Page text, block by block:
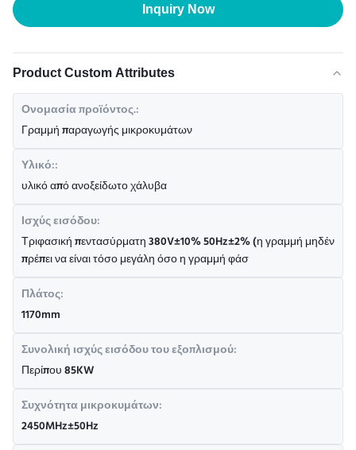
Inquiry Now
Product Custom Attributes
Ονομασία προϊόντος.:
Γραμμή παραγωγής μικροκυμάτων
Υλικό::
υλικό από ανοξείδωτο χάλυβα
Ισχύς εισόδου:
Τριφασική πεντασύρματη 380V±10% 50Hz±2% (η γραμμή μηδέν
πρέπει να είναι τόσο μεγάλη όσο η γραμμή φάσ
Πλάτος:
1170mm
Συνολική ισχύς εισόδου του εξοπλισμού:
Περίπου 85KW
Συχνότητα μικροκυμάτων:
2450MHz±50Hz